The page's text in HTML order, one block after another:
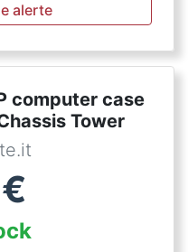
alerte
computer case
Tower
€